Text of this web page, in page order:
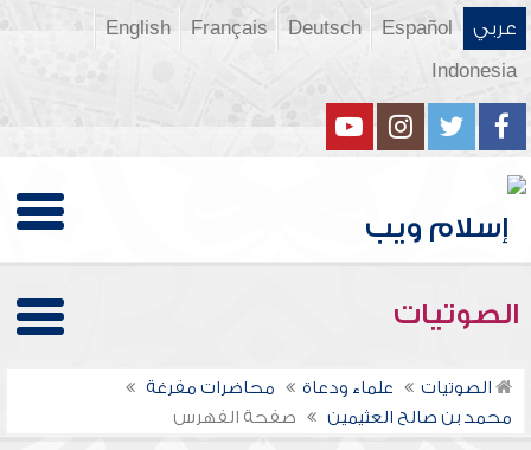
عربي Español
Deutsch
Français
English
Indonesia
الصوتيات
الصوتيات علماء ودعاة
محاضرات مفرغة
محمد بن صالح العثيمين
صفحة الفهرس